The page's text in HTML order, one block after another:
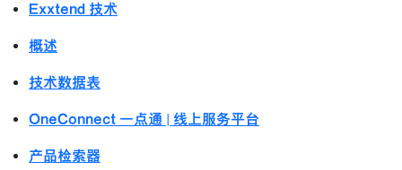
Exxtend 技术
概述
技术数据表
OneConnect 一点通 | 线上服务平台
产品检索器